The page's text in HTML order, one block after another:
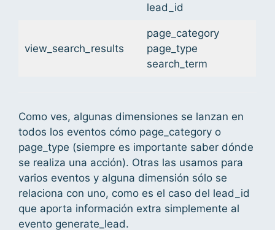
lead_id
view_search_results
page_category
page_type
search_term
Como ves, algunas dimensiones se lanzan en
todos los eventos cómo page_category o
page_type (siempre es importante saber dónde
se realiza una acción). Otras las usamos para
varios eventos y alguna dimensión sólo se
relaciona con uno, como es el caso del lead_id
que aporta información extra simplemente al
evento generate_lead.